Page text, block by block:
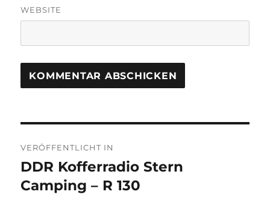
WEBSITE
VERÖFFENTLICHT IN
DDR Kofferradio Stern
Camping – R 130